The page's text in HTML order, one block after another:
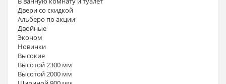
Двери со скидкой
Альберо по акции
Двойные
Эконом
Новинки
Высокие
Высотой 2300 мм
Высотой 2000 мм